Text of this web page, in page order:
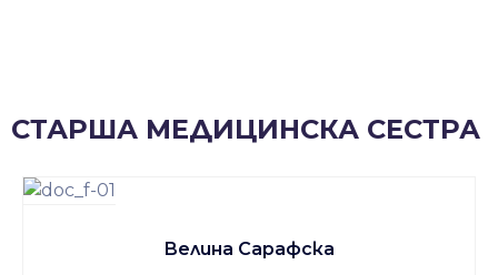
СТАРША МЕДИЦИНСКА СЕСТРА
Велина Сарафска